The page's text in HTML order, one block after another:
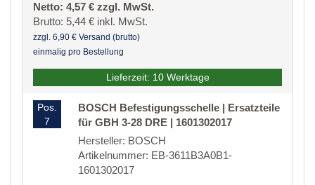
Netto: 4,57 € zzgl. MwSt.
Brutto: 5,44 € inkl. MwSt.
zzgl. 6,90 € Versand (brutto)
einmalig pro Bestellung
Lieferzeit: 10 Werktage
Pos.
7
BOSCH Befestigungsschelle | Ersatzteile
für GBH 3-28 DRE | 1601302017
Hersteller: BOSCH
Artikelnummer: EB-3611B3A0B1-
1601302017